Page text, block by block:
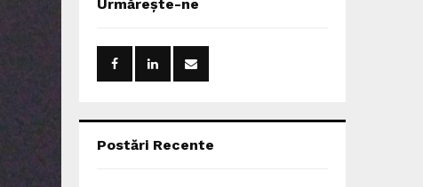
h
o
:
Urmărește-ne
Postări Recente